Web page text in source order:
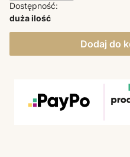
Dostępność:
duża ilość
Dodaj do